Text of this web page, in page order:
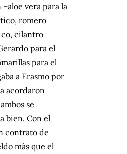
vera para la
romero
cilantro
para el
para el
a Erasmo por
acordaron
se
bien. Con el
contrato de
más que el